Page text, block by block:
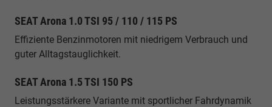
SEAT Arona 1.0 TSI 95 / 110 / 115 PS
Effiziente Benzinmotoren mit niedrigem Verbrauch und
guter Alltagstauglichkeit.
SEAT Arona 1.5 TSI 150 PS
Leistungsstärkere Variante mit sportlicher Fahrdynamik